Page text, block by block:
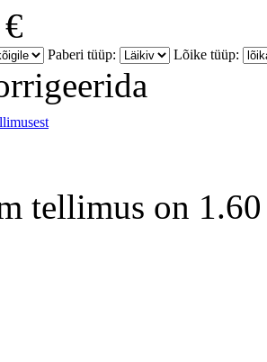
Paberi tüüp: Lõike tüüp:
tellimus on